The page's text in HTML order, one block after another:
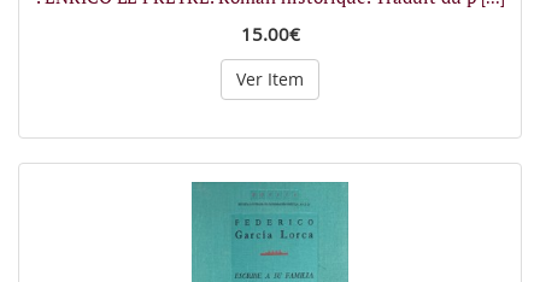
15.00€
Ver Item